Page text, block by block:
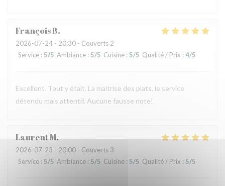
FrançoisB
2026-07-24 - 20:30 - Couverts 2
Service : 5/5 Ambiance : 5/5 Cuisine : 5/5 Qualité / Prix : 4/5
Excellent. Tout y était. La maitrise des plats, le service
détendu mais attentif. Aucune fausse note!
LaurentM
2026-07-23 - 20:00 - Couverts 3
Service : 5/5 Ambiance : 5/5 Cuisine : 5/5 Qualité / Prix : 5/5